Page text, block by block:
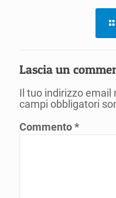
Lascia un
Il tuo indirizzo email
campi obbligatori
Commento*